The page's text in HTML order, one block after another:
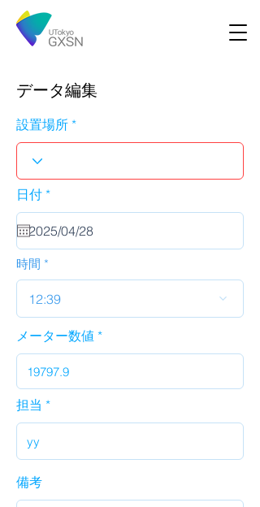
データ編集
設置場所
日付 *r
u
i
d
時間
12:39
メーター数値
担当
備考